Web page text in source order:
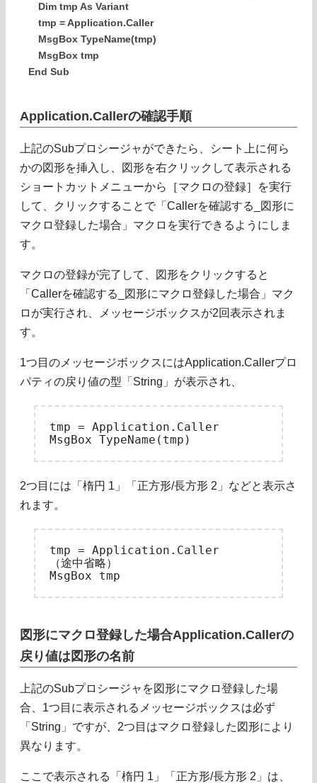
Dim tmp As Variant
tmp = Application.Caller
MsgBox TypeName(tmp)
MsgBox tmp
End Sub
Application.Callerの確認手順
上記のSubプロシージャができたら、シート上に何ら
かの図形を挿入し、図形を右クリックして表示される
ショートカットメニューから［マクロの登録］を実行
して、クリックすることで「Callerを確認する_図形に
マクロ登録した場合」マクロを実行できるようにしま
す。
マクロの登録が完了して、図形をクリックすると
「Callerを確認する_図形にマクロ登録した場合」マク
ロが実行され、メッセージボックスが2回表示されま
す。
1つ目のメッセージボックスにはApplication.Callerプロ
パティの戻り値の型「String」が表示され、
tmp = Application.Caller
2つ目には「楕円 1」「正方形/長方形 2」などと表示さ
れます。
tmp = Application.Caller
（途中省略）
図形にマクロ登録した場合Application.Callerの
戻り値は図形の名前
上記のSubプロシージャを図形にマクロ登録した場
合、1つ目に表示されるメッセージボックスは必ず
「String」ですが、2つ目はマクロ登録した図形により
異なります。
ここで表示される「楕円 1」「正方形/長方形 2」は、